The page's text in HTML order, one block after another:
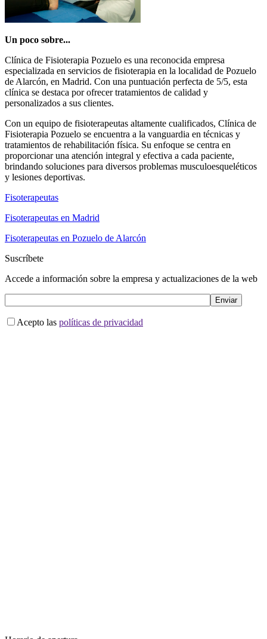
Un poco sobre...
Clínica de Fisioterapia Pozuelo es una reconocida empresa
especializada en servicios de fisioterapia en la localidad de Pozuelo
de Alarcón, en Madrid. Con una puntuación perfecta de 5/5, esta
clínica se destaca por ofrecer tratamientos de calidad y
personalizados a sus clientes.
Con un equipo de fisioterapeutas altamente cualificados, Clínica de
Fisioterapia Pozuelo se encuentra a la vanguardia en técnicas y
tratamientos de rehabilitación física. Su enfoque se centra en
proporcionar una atención integral y efectiva a cada paciente,
brindando soluciones para diversos problemas musculoesqueléticos
y lesiones deportivas.
Fisoterapeutas
Fisoterapeutas en Madrid
Fisoterapeutas en Pozuelo de Alarcón
Suscríbete
Accede a información sobre la empresa y actualizaciones de la web
Acepto las políticas de privacidad